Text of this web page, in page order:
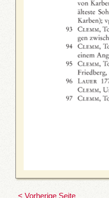
< Vorherige Seite